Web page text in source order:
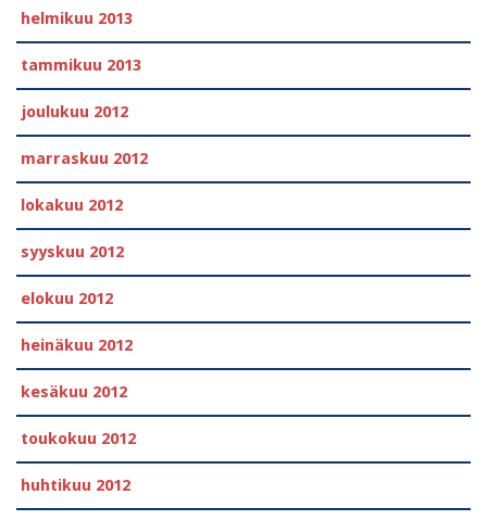
helmikuu 2013
tammikuu 2013
joulukuu 2012
marraskuu 2012
lokakuu 2012
syyskuu 2012
elokuu 2012
heinäkuu 2012
kesäkuu 2012
toukokuu 2012
huhtikuu 2012